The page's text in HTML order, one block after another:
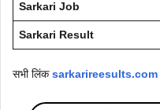
Sarkari Job
Sarkari Result
सभी लिंकsarkarireesults.com